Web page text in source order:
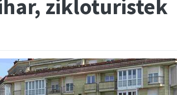
zikloturistek